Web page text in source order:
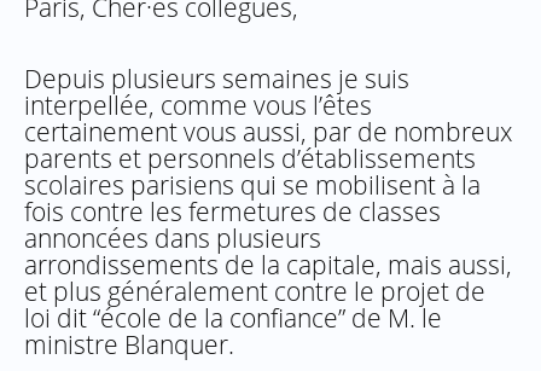
Paris, Cher·es collègues,
Depuis plusieurs semaines je suis
interpellée, comme vous l’êtes
certainement vous aussi, par de nombreux
parents et personnels d’établissements
scolaires parisiens qui se mobilisent à la
fois contre les fermetures de classes
annoncées dans plusieurs
arrondissements de la capitale, mais aussi,
et plus généralement contre le projet de
loi dit “école de la confiance” de M. le
ministre Blanquer.